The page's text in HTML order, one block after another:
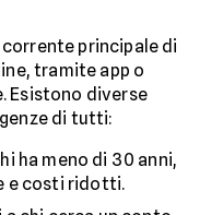
principale di
tramite app o
Esistono diverse
di tutti:
ha meno di 30 anni,
e costi ridotti.